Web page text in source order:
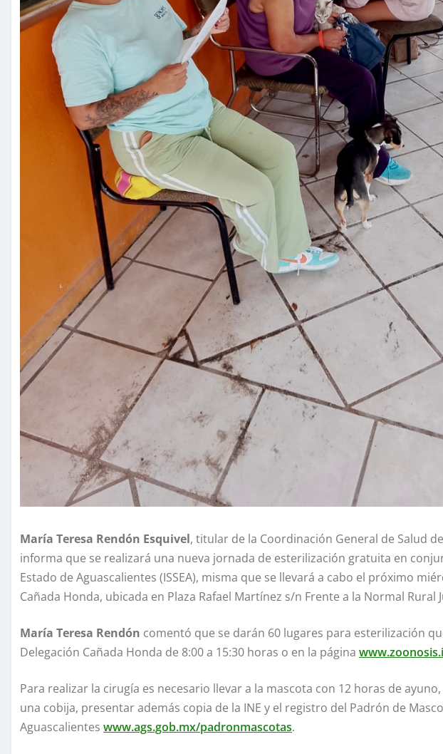
María Teresa Rendón Esquivel, titular de la Coordinación General de Salud
informa que se realizará una nueva jornada de esterilización gratuita en
Estado de Aguascalientes (ISSEA), misma que se llevará a cabo el próximo
Cañada Honda, ubicada en Plaza Rafael Martínez s/n Frente a la Normal Rural
María Teresa Rendón comentó que se darán 60 lugares para esterilización
Delegación Cañada Honda de 8:00 a 15:30 horas o en la página
Para realizar la cirugía es necesario llevar a la mascota con 12 horas de
una cobija, presentar además copia de la INE y el registro del Padrón de
Aguascalientes www.ags.gob.mx/padronmascotas.